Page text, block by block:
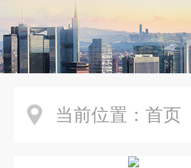
当前位置： 首页